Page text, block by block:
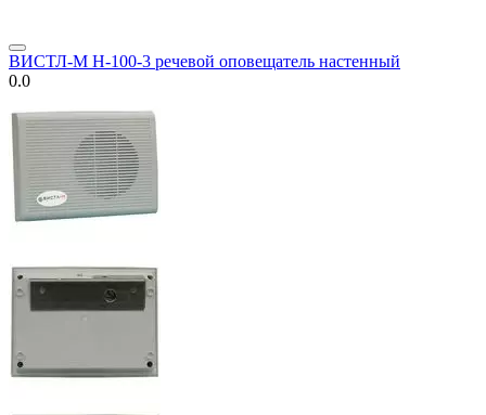
ВИСТЛ-М Н-100-3 речевой оповещатель настенный
0.0